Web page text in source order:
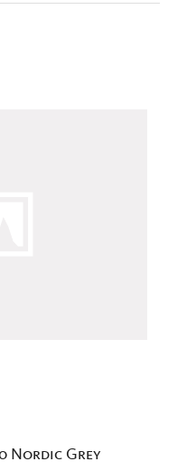
Nordic Grey